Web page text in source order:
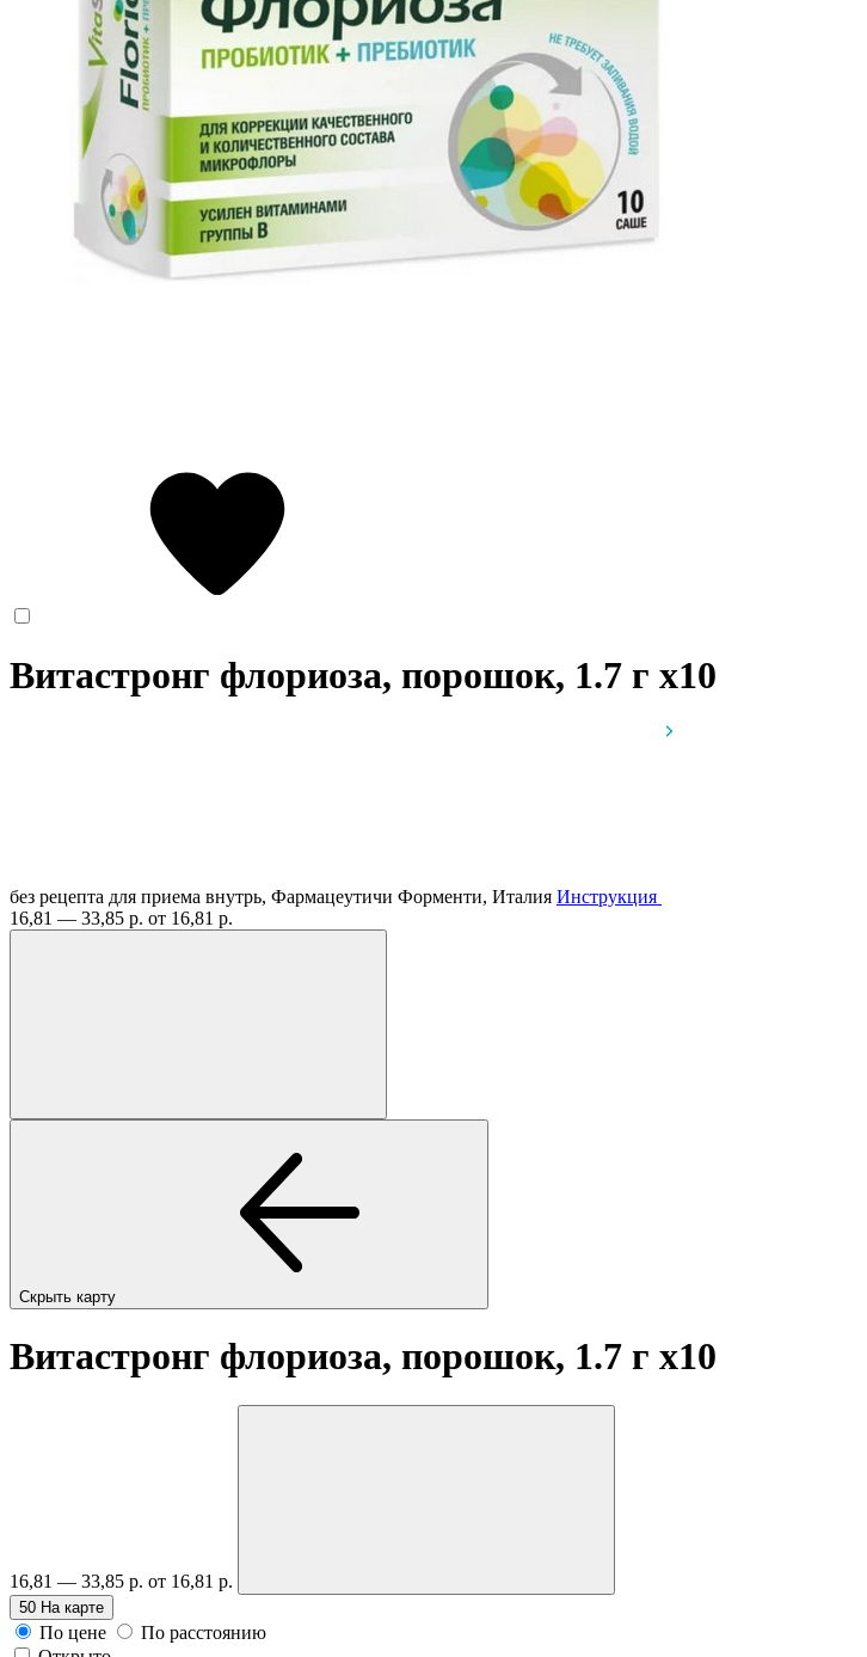
Витастронг флориоза, порошок, 1.7 г x10
без рецепта для приема внутрь, Фармацеутичи Форменти, Италия Инструкция
16,81 — 33,85 р. от 16,81 р.
Скрыть карту
Витастронг флориоза, порошок, 1.7 г x10
16,81 — 33,85 р. от 16,81 р.
50 На карте
По цене
По расстоянию